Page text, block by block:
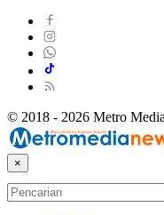
© 2018 - 2026 Metro
×